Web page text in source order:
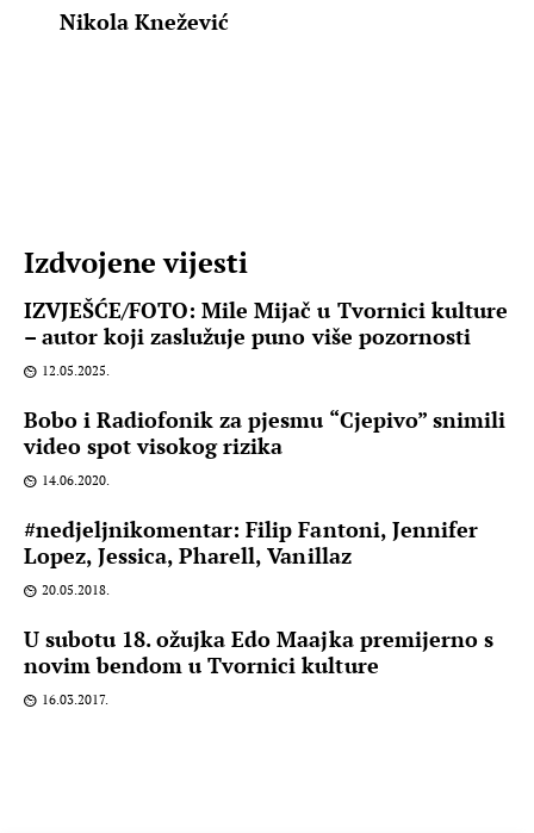
Nikola Knežević
Izdvojene vijesti
IZVJEŠĆE/FOTO: Mile Mijač u Tvornici kulture
– autor koji zaslužuje puno više pozornosti
12.05.2025.
Bobo i Radiofonik za pjesmu “Cjepivo” snimili
video spot visokog rizika
14.06.2020.
#nedjeljnikomentar: Filip Fantoni, Jennifer
Lopez, Jessica, Pharell, Vanillaz
20.05.2018.
U subotu 18. ožujka Edo Maajka premijerno s
novim bendom u Tvornici kulture
16.03.2017.